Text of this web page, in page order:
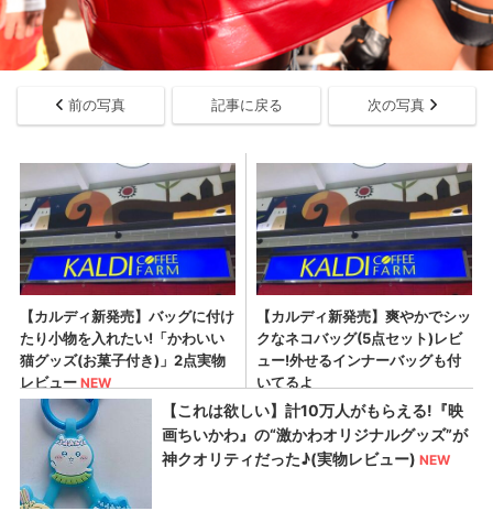
前の写真 記事に戻る 次の写真